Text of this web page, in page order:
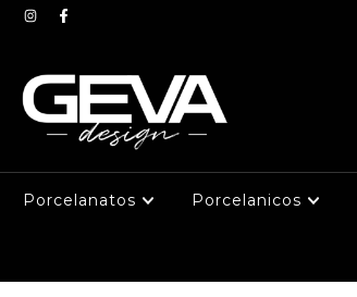
Porcelanatos Porcelanicos